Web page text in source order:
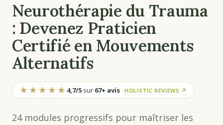
Neurothérapie du Trauma
: Devenez Praticien
Certifié en Mouvements
Alternatifs
★★★★★ 4,7/5 sur 67+ avis HOLISTIC REVIEWS ↗
24 modules progressifs pour maîtriser les